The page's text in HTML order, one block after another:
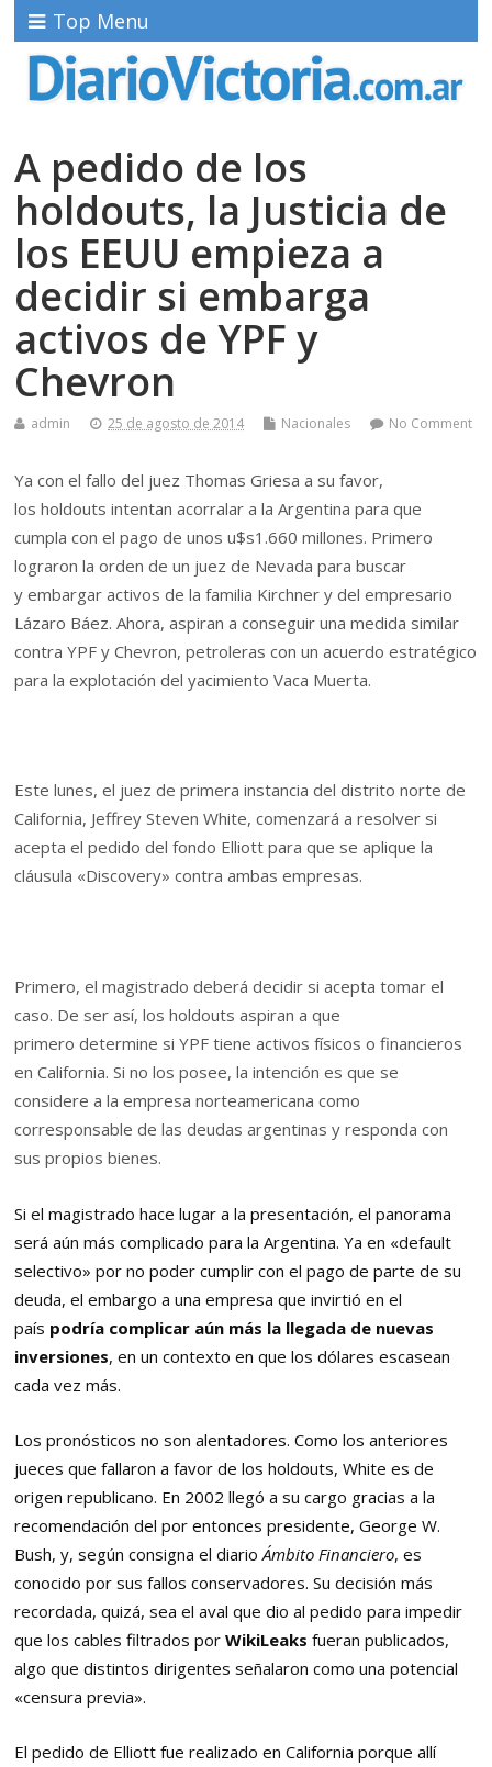
Top Menu
A pedido de los
holdouts, la Justicia de
los EEUU empieza a
decidir si embarga
activos de YPF y
Chevron
admin 25 de agosto de 2014 Nacionales No Comment
Ya con el fallo del juez Thomas Griesa a su favor,
los holdouts intentan acorralar a la Argentina para que
cumpla con el pago de unos u$s1.660 millones. Primero
lograron la orden de un juez de Nevada para buscar
y embargar activos de la familia Kirchner y del empresario
Lázaro Báez. Ahora, aspiran a conseguir una medida similar
contra YPF y Chevron, petroleras con un acuerdo estratégico
para la explotación del yacimiento Vaca Muerta.
Este lunes, el juez de primera instancia del distrito norte de
California, Jeffrey Steven White, comenzará a resolver si
acepta el pedido del fondo Elliott para que se aplique la
cláusula «Discovery» contra ambas empresas.
Primero, el magistrado deberá decidir si acepta tomar el
caso. De ser así, los holdouts aspiran a que
primero determine si YPF tiene activos físicos o financieros
en California. Si no los posee, la intención es que se
considere a la empresa norteamericana como
corresponsable de las deudas argentinas y responda con
sus propios bienes.
Si el magistrado hace lugar a la presentación, el panorama
será aún más complicado para la Argentina. Ya en «default
selectivo» por no poder cumplir con el pago de parte de su
deuda, el embargo a una empresa que invirtió en el
país podría complicar aún más la llegada de nuevas
inversiones, en un contexto en que los dólares escasean
cada vez más.
Los pronósticos no son alentadores. Como los anteriores
jueces que fallaron a favor de los holdouts, White es de
origen republicano. En 2002 llegó a su cargo gracias a la
recomendación del por entonces presidente, George W.
Bush, y, según consigna el diario Ámbito Financiero, es
conocido por sus fallos conservadores. Su decisión más
recordada, quizá, sea el aval que dio al pedido para impedir
que los cables filtrados porWikiLeaks fueran publicados,
algo que distintos dirigentes señalaron como una potencial
«censura previa».
El pedido de Elliott fue realizado en California porque allí